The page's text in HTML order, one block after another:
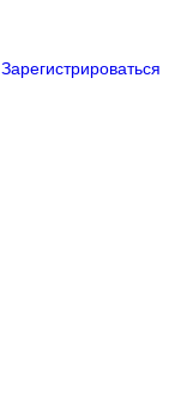
Зарегистрироваться